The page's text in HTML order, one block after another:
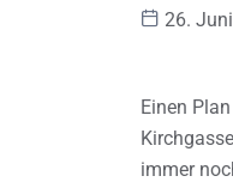
26.
Einen
immer